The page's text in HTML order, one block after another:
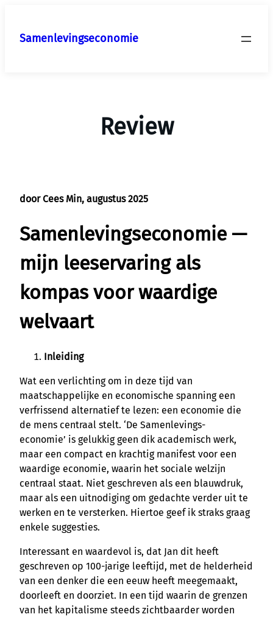
Samenlevingseconomie
Review
door Cees Min, augustus 2025
Samenlevingseconomie —
mijn leeservaring als
kompas voor waardige
welvaart
Inleiding
Wat een verlichting om in deze tijd van
maatschappelijke en economische spanning een
verfrissend alternatief te lezen: een economie die
de mens centraal stelt. ‘De Samenlevings-
economie’ is gelukkig geen dik academisch werk,
maar een compact en krachtig manifest voor een
waardige economie, waarin het sociale welzijn
centraal staat. Niet geschreven als een blauwdruk,
maar als een uitnodiging om gedachte verder uit te
werken en te versterken. Hiertoe geef ik straks graag
enkele suggesties.
Interessant en waardevol is, dat Jan dit heeft
geschreven op 100-jarige leeftijd, met de helderheid
van een denker die een eeuw heeft meegemaakt,
doorleeft en doorziet. In een tijd waarin de grenzen
van het kapitalisme steeds zichtbaarder worden